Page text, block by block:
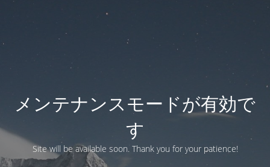
メンテナンスモードが有効で
す
Site will be available soon. Thank you for your patience!